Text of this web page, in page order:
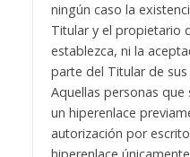
ningún caso la
Titular y el propietario
establezca, ni la
parte del Titular de
Aquellas personas
un hiperenlace
autorización por